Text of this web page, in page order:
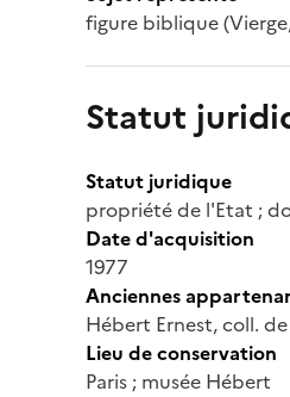
figure biblique
Statut
Statut juridique
propriété de l'Etat ;
Date d'acquisition
1977
Anciennes
Hébert Ernest, coll.
Lieu de conservation
Paris ; musée Hébert